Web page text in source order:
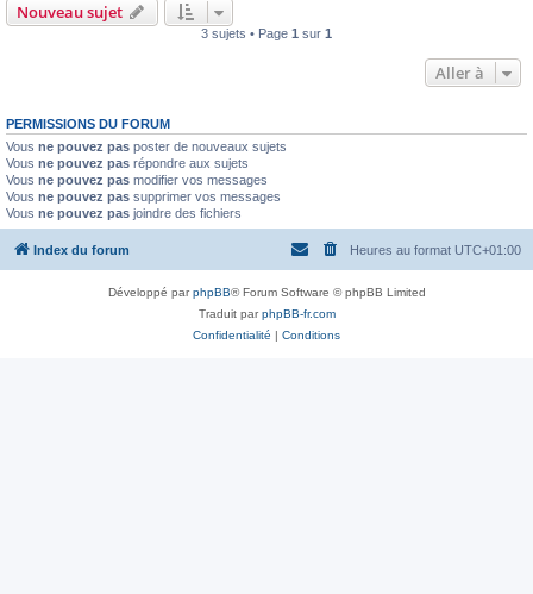
Nouveau sujet
3 sujets • Page 1 sur 1
Aller à
PERMISSIONS DU FORUM
Vous ne pouvez pas poster de nouveaux sujets
Vous ne pouvez pas répondre aux sujets
Vous ne pouvez pas modifier vos messages
Vous ne pouvez pas supprimer vos messages
Vous ne pouvez pas joindre des fichiers
Index du forum Heures au format UTC+01:00
Développé parphpBB® Forum Software © phpBB Limited
Traduit parphpBB-fr.com
Confidentialité | Conditions